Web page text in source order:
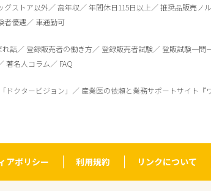
索する
グストア以外 高年収 年間休日115日以上 推奨品販売ノ
者優遇 車通勤可
れ話 登録販売者の働き方 登録販売者試験 登販試験一問
著名人コラム FAQ
ドクタービジョン」
産業医の依頼と業務サポートサイト『
アポリシー 利用規約 リンクについて